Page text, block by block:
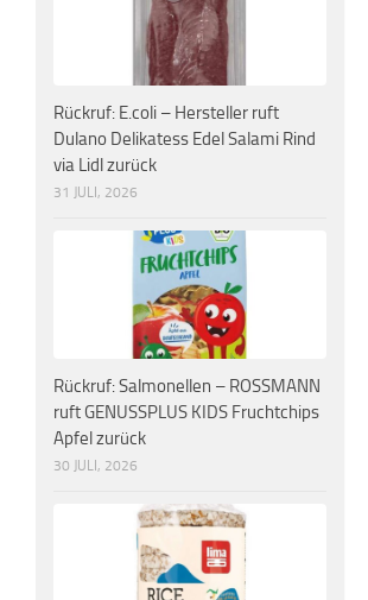
Rückruf: E.coli – Hersteller ruft
Dulano Delikatess Edel Salami Rind
via Lidl zurück
31 JULI, 2026
Rückruf: Salmonellen – ROSSMANN
ruft GENUSSPLUS KIDS Fruchtchips
Apfel zurück
30 JULI, 2026